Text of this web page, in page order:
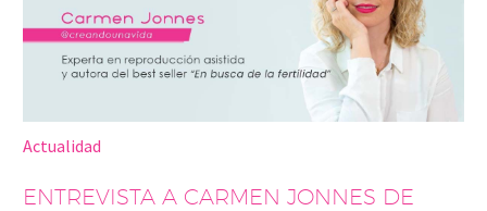
Actualidad
ENTREVISTA A CARMEN JONNES DE